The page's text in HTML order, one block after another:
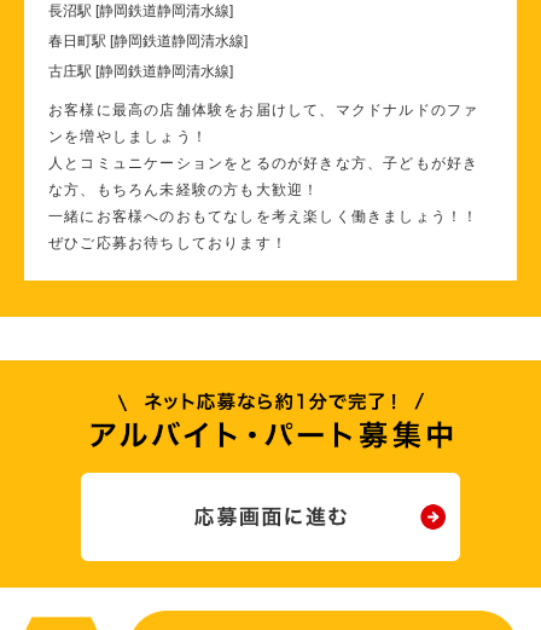
長沼駅 [静岡鉄道静岡清水線]
春日町駅 [静岡鉄道静岡清水線]
古庄駅 [静岡鉄道静岡清水線]
お客様に最高の店舗体験をお届けして、マクドナルドのファ
ンを増やしましょう！
人とコミュニケーションをとるのが好きな方、子どもが好き
な方、もちろん未経験の方も大歓迎！
一緒にお客様へのおもてなしを考え楽しく働きましょう！！
ぜひご応募お待ちしております！